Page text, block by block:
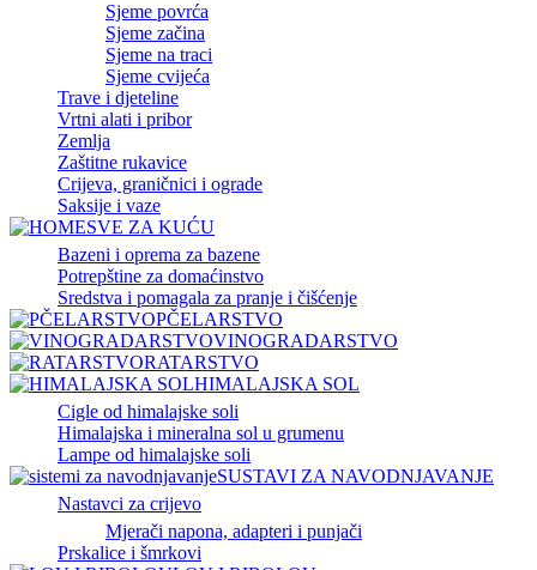
Sjeme povrća
Sjeme začina
Sjeme na traci
Sjeme cvijeća
Trave i djeteline
Vrtni alati i pribor
Zemlja
Zaštitne rukavice
Crijeva, graničnici i ograde
Saksije i vaze
SVE ZA KUĆU
Bazeni i oprema za bazene
Potrepštine za domaćinstvo
Sredstva i pomagala za pranje i čišćenje
PČELARSTVO
VINOGRADARSTVO
RATARSTVO
HIMALAJSKA SOL
Cigle od himalajske soli
Himalajska i mineralna sol u grumenu
Lampe od himalajske soli
SUSTAVI ZA NAVODNJAVANJE
Nastavci za crijevo
Mjerači napona, adapteri i punjači
Prskalice i šmrkovi